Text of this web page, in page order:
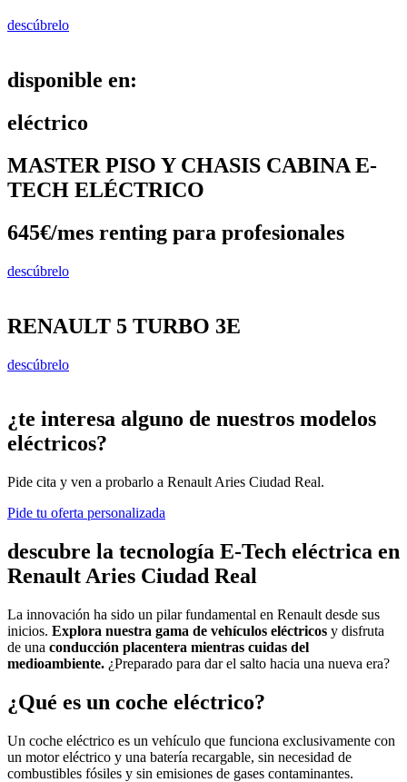
descúbrelo
disponible en:
eléctrico
MASTER PISO Y CHASIS CABINA E-
TECH ELÉCTRICO
645€/mes renting para profesionales
descúbrelo
RENAULT 5 TURBO 3E
descúbrelo
¿te interesa alguno de nuestros modelos
eléctricos?
Pide cita y ven a probarlo a Renault Aries Ciudad Real.
Pide tu oferta personalizada
descubre la tecnología E-Tech eléctrica en
Renault Aries Ciudad Real
La innovación ha sido un pilar fundamental en Renault desde sus
inicios. Explora nuestra gama de vehículos eléctricos y disfruta
de una conducción placentera mientras cuidas del
medioambiente. ¿Preparado para dar el salto hacia una nueva era?
¿Qué es un coche eléctrico?
Un coche eléctrico es un vehículo que funciona exclusivamente con
un motor eléctrico y una batería recargable, sin necesidad de
combustibles fósiles y sin emisiones de gases contaminantes.